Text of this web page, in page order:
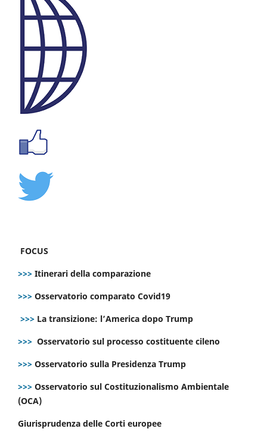
FOCUS
>>> Itinerari della comparazione
>>> Osservatorio comparato Covid19
>>> La transizione: l’America dopo Trump
>>> Osservatorio sul processo costituente cileno
>>> Osservatorio sulla Presidenza Trump
>>> Osservatorio sul Costituzionalismo Ambientale
(OCA)
Giurisprudenza delle Corti europee